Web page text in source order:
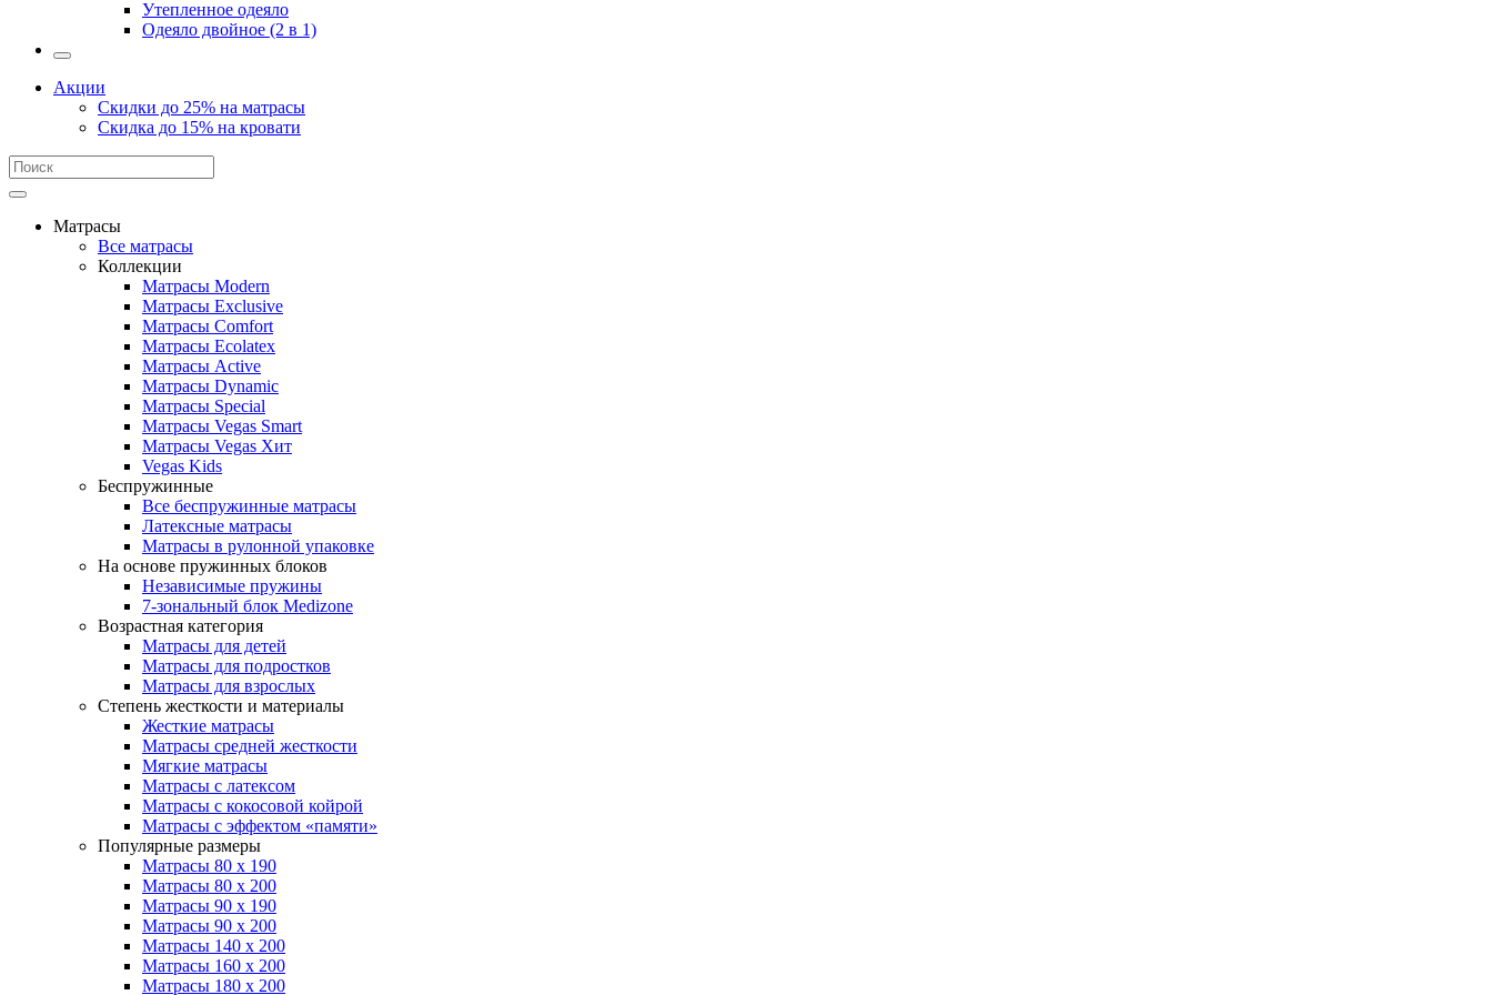
Утепленное одеяло
Одеяло двойное (2 в 1)
Акции
Скидки до 25% на матрасы
Скидка до 15% на кровати
Матрасы
Все матрасы
Коллекции
Матрасы Modern
Матрасы Exclusive
Матрасы Comfort
Матрасы Ecolatex
Матрасы Active
Матрасы Dynamic
Матрасы Special
Матрасы Vegas Smart
Матрасы Vegas Хит
Vegas Kids
Беспружинные
Все беспружинные матрасы
Латексные матрасы
Матрасы в рулонной упаковке
На основе пружинных блоков
Независимые пружины
7-зональный блок Medizone
Возрастная категория
Матрасы для детей
Матрасы для подростков
Матрасы для взрослых
Степень жесткости и материалы
Жесткие матрасы
Матрасы средней жесткости
Мягкие матрасы
Матрасы с латексом
Матрасы с кокосовой койрой
Матрасы с эффектом «памяти»
Популярные размеры
Матрасы 80 x 190
Матрасы 80 x 200
Матрасы 90 x 190
Матрасы 90 x 200
Матрасы 140 x 200
Матрасы 160 x 200
Матрасы 180 x 200